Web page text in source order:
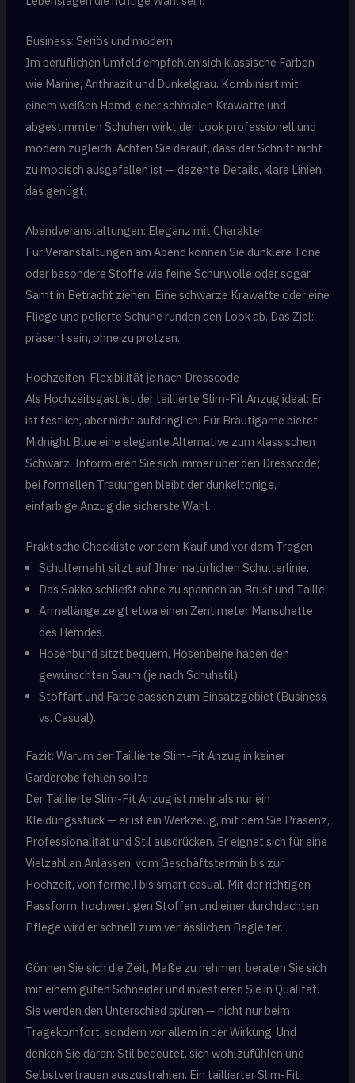
Business: Seriös und modern
Im beruflichen Umfeld empfehlen sich klassische Farben
wie Marine, Anthrazit und Dunkelgrau. Kombiniert mit
einem weißen Hemd, einer schmalen Krawatte und
abgestimmten Schuhen wirkt der Look professionell und
modern zugleich. Achten Sie darauf, dass der Schnitt nicht
zu modisch ausgefallen ist — dezente Details, klare Linien,
das genügt.
Abendveranstaltungen: Eleganz mit Charakter
Für Veranstaltungen am Abend können Sie dunklere Töne
oder besondere Stoffe wie feine Schurwolle oder sogar
Samt in Betracht ziehen. Eine schwarze Krawatte oder eine
Fliege und polierte Schuhe runden den Look ab. Das Ziel:
präsent sein, ohne zu protzen.
Hochzeiten: Flexibilität je nach Dresscode
Als Hochzeitsgast ist der taillierte Slim-Fit Anzug ideal: Er
ist festlich, aber nicht aufdringlich. Für Bräutigame bietet
Midnight Blue eine elegante Alternative zum klassischen
Schwarz. Informieren Sie sich immer über den Dresscode;
bei formellen Trauungen bleibt der dunkeltonige,
einfarbige Anzug die sicherste Wahl.
Praktische Checkliste vor dem Kauf und vor dem Tragen
Schulternaht sitzt auf Ihrer natürlichen Schulterlinie.
Das Sakko schließt ohne zu spannen an Brust und Taille.
Ärmellänge zeigt etwa einen Zentimeter Manschette
des Hemdes.
Hosenbund sitzt bequem, Hosenbeine haben den
gewünschten Saum (je nach Schuhstil).
Stoffart und Farbe passen zum Einsatzgebiet (Business
vs. Casual).
Fazit: Warum der Taillierte Slim-Fit Anzug in keiner
Garderobe fehlen sollte
Der Taillierte Slim-Fit Anzug ist mehr als nur ein
Kleidungsstück — er ist ein Werkzeug, mit dem Sie Präsenz,
Professionalität und Stil ausdrücken. Er eignet sich für eine
Vielzahl an Anlässen: vom Geschäftstermin bis zur
Hochzeit, von formell bis smart casual. Mit der richtigen
Passform, hochwertigen Stoffen und einer durchdachten
Pflege wird er schnell zum verlässlichen Begleiter.
Gönnen Sie sich die Zeit, Maße zu nehmen, beraten Sie sich
mit einem guten Schneider und investieren Sie in Qualität.
Sie werden den Unterschied spüren — nicht nur beim
Tragekomfort, sondern vor allem in der Wirkung. Und
denken Sie daran: Stil bedeutet, sich wohlzufühlen und
Selbstvertrauen auszustrahlen. Ein taillierter Slim-Fit